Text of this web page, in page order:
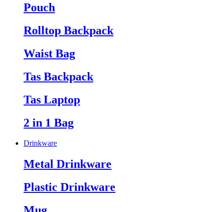
Pouch
Rolltop Backpack
Waist Bag
Tas Backpack
Tas Laptop
2 in 1 Bag
Drinkware
Metal Drinkware
Plastic Drinkware